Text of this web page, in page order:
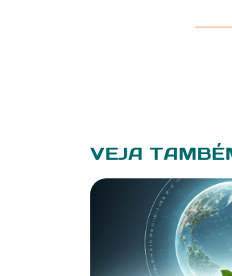
VEJA